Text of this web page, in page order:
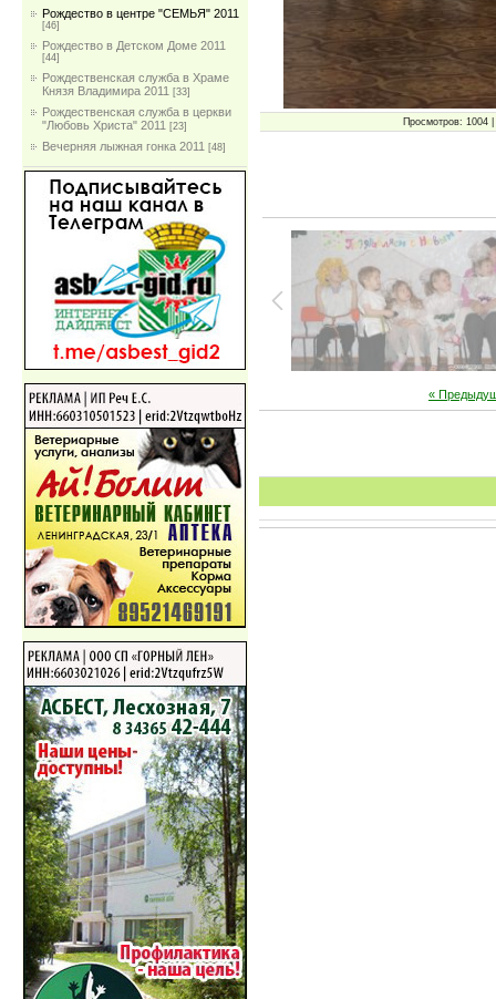
Рождество в центре "СЕМЬЯ" 2011
[46]
Рождество в Детском Доме 2011
[44]
Рождественская служба в Храме
Князя Владимира 2011 [33]
Рождественская служба в церкви
"Любовь Христа" 2011 [23]
Вечерняя лыжная гонка 2011 [48]
Просмотров: 1004
«